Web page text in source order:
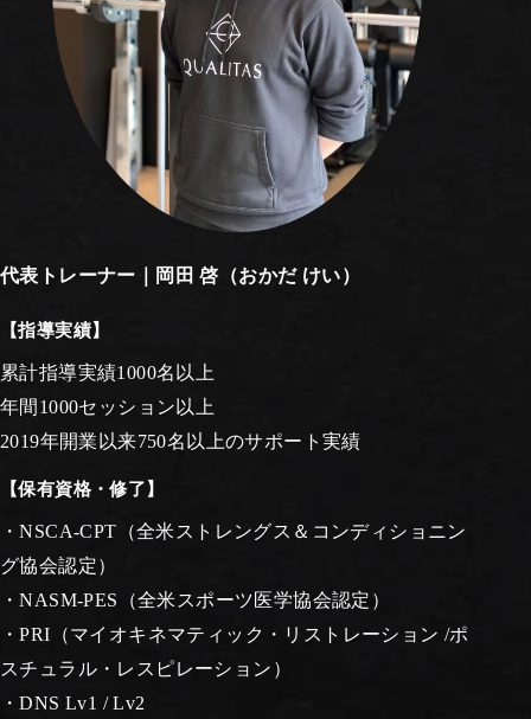
代表トレーナー｜岡田 啓（おかだ けい）
【指導実績】
累計指導実績1000名以上
年間1000セッション以上
2019年開業以来750名以上のサポート実績
【保有資格・修了】
・NSCA-CPT（全米ストレングス＆コンディショニン
グ協会認定）
・NASM-PES（全米スポーツ医学協会認定）
・PRI（マイオキネマティック・リストレーション /ポ
スチュラル・レスピレーション）
・DNS Lv1 / Lv2